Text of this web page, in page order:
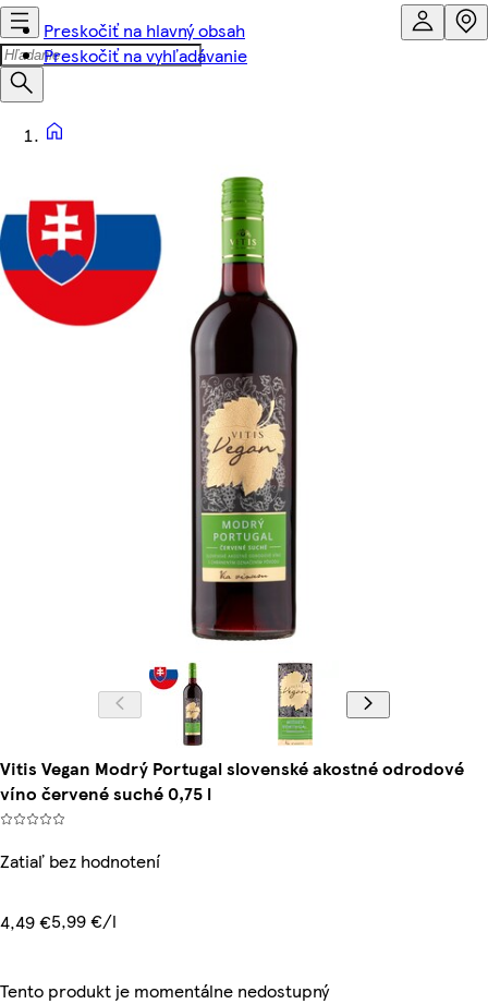
Preskočiť na hlavný obsah
Preskočiť na vyhľadávanie
Vitis Vegan Modrý Portugal slovenské akostné odrodové
víno červené suché 0,75 l
Zatiaľ bez hodnotení
4,49 €5,99 €/l
Tento produkt je momentálne nedostupný